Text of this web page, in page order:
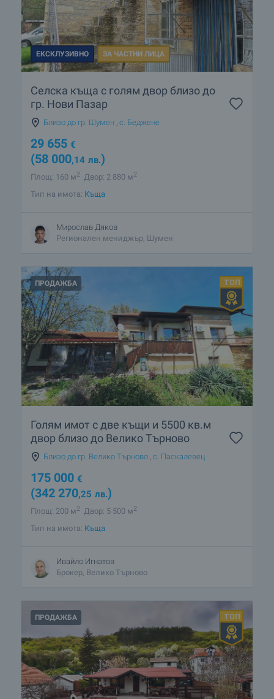
ЕКСКЛУЗИВНО ЗА ЧАСТНИ ЛИЦА
Селска къща с голям двор близо до
гр. Нови Пазар
Близо до гр. Шумен с. Беджене
29 655 €
(58 000,14 лв.)
Площ: 160 м2 Двор: 2 880 м2
Тип на имота: Къща
Мирослав Дяков
Регионален мениджър, Шумен
ПРОДАЖБА
Голям имот с две къщи и 5500 кв.м
двор близо до Велико Търново
Близо до гр. Велико Търново с. Паскалевец
175 000 €
(342 270,25 лв.)
Площ: 200 м2 Двор: 5 500 м2
Тип на имота: Къща
Ивайло Игнатов
Брокер, Велико Търново
ПРОДАЖБА